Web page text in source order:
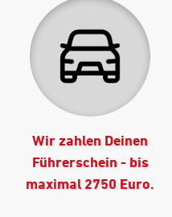
Wir zahlen Deinen
Führerschein - bis
maximal 2750 Euro.